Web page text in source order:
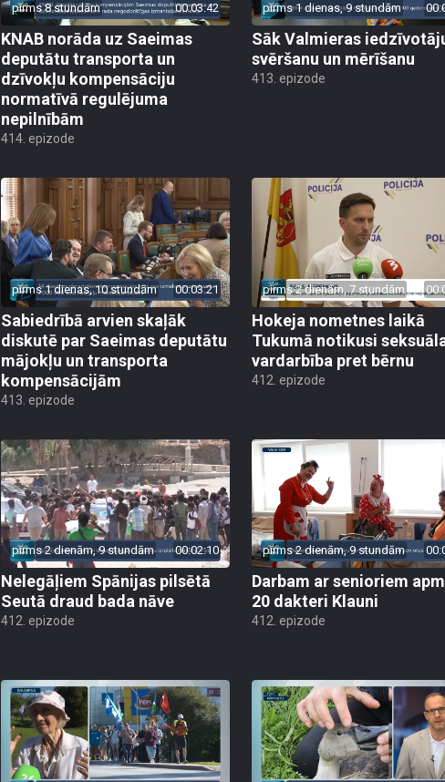
pirms 8 stundām 00:03:42
KNAB norāda uz Saeimas
deputātu transporta un
dzīvokļu kompensāciju
normatīvā regulējuma
nepilnībām
414. epizode
pirms 1 dienas, 9 stundām
Sāk Valmieras
svēršanu un mērīšanu
413. epizode
pirms 1 dienas, 10 stundām 00:03:21
Sabiedrībā arvien skaļāk
diskutē par Saeimas deputātu
mājokļu un transporta
kompensācijām
413. epizode
pirms 2 dienām, 7 stundām
Hokeja nometnes laikā
Tukumā notikusi
vardarbība pret bērnu
412. epizode
pirms 2 dienām, 9 stundām 00:02:10
Nelegāļiem Spānijas pilsētā
Seutā draud bada nāve
412. epizode
pirms 2 dienām, 9 stundām
Darbam ar senioriem
20 dakteri Klauni
412. epizode